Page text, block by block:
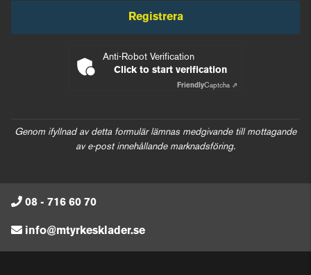
Registrera
Anti-Robot Verification
Click to start verification
FriendlyCaptcha ⇗
Genom ifyllnad av detta formulär lämnas medgivande till mottagande
av e-post innehållande marknadsföring.
08 - 716 60 70
info@mtyrkesklader.se